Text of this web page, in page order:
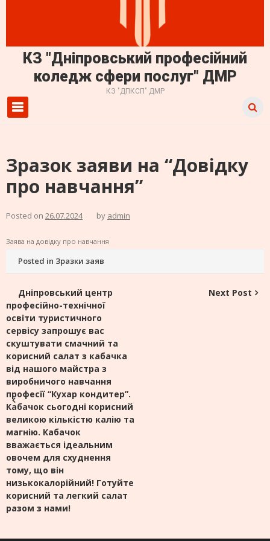
КЗ "Дніпровський професійний
коледж сфери послуг" ДМР
КЗ "ДПКСП" ДМР
Зразок заяви на “Довідку
про навчання”
Posted on 26.07.2024 by admin
Заява на довідку про навчання
Posted in Зразки заяв
Post
navigation
Дніпровський центр
професійно-технічної
освіти туристичного
сервісу запрошує вас
скуштувати смачний та
корисний салат з кабачка
від нашого майстра з
виробничого навчання
професії “Кухар кондитер”.
Кабачок сьогодні корисний
великою кількістю калію та
магнію. Кабачок
вважається ідеальним
овочем для схуднення
тому, що він
низькокалорійний! Готуйте
корисний та легкий салат
разом з нами!
Next Post